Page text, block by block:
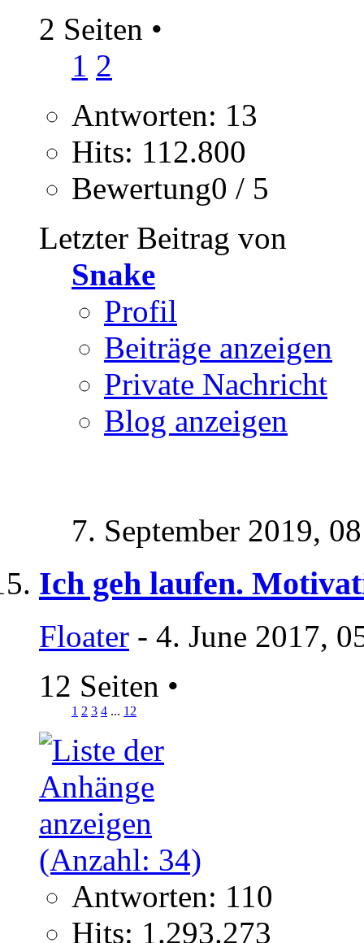
2 Seiten •
1 2
Antworten: 13
Hits: 112.800
Bewertung0 / 5
Letzter Beitrag von
Snake
Profil
Beiträge anzeigen
Private Nachricht
Blog anzeigen
7. September 2019,
Ich geh laufen.
Floater - 4. June 2017,
12 Seiten •
1 2 3 4 ... 12
Antworten: 110
Hits: 1.293.273